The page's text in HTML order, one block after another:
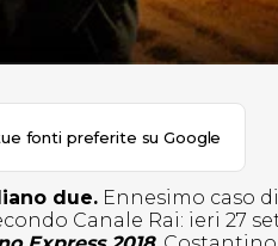
fonti preferite su Google
due. Ennesimo caso
Canale Rai: ieri 27